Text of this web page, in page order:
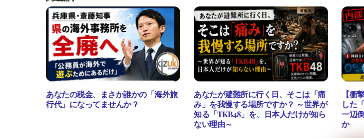
あなたの税金、まさか誰かの「海外旅
行代」になってませんか？
あなたが避難所に行く日、そこは「痛
み」を我慢する場所ですか？ ～世界が
知る「TKB48」を、日本人だけが知ら
ない理由～
【衝
した
一辺
か